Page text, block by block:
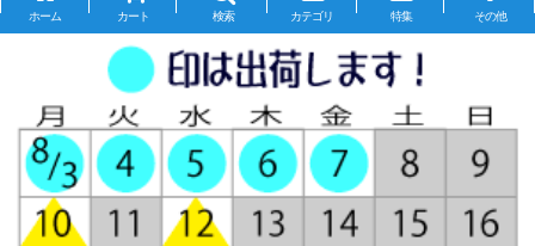
ホーム カート 検索 カテゴリ 特集 その他